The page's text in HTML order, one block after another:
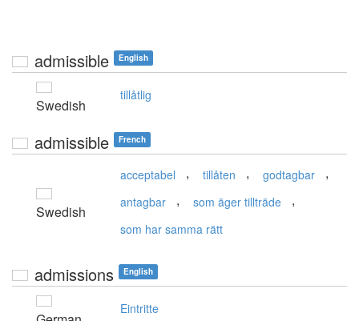
admissible English
Swedish
tillåtlig
admissible French
Swedish
acceptabel , tillåten , godtagbar ,
antagbar , som äger tillträde ,
som har samma rätt
admissions English
Eintritte